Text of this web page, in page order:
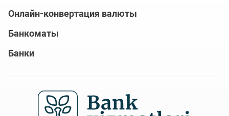
Онлайн-конвертация валюты
Банкоматы
Банки